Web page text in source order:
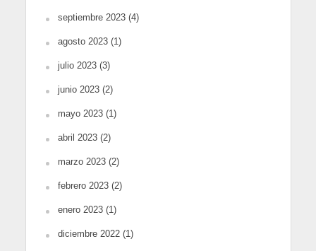
septiembre 2023(4)
agosto 2023(1)
julio 2023(3)
junio 2023(2)
mayo 2023(1)
abril 2023(2)
marzo 2023(2)
febrero 2023(2)
enero 2023(1)
diciembre 2022(1)